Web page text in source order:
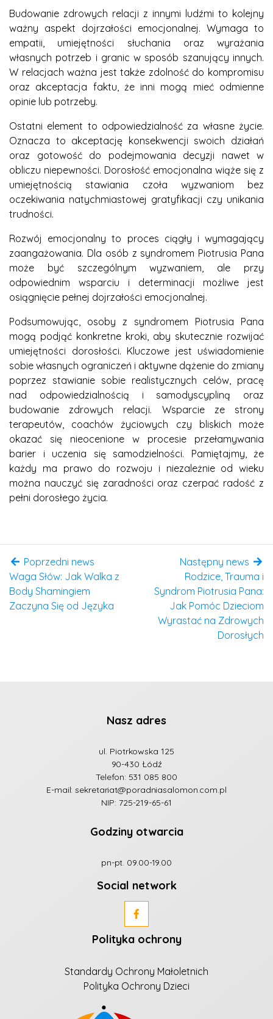
Budowanie zdrowych relacji z innymi ludźmi to kolejny
ważny aspekt dojrzałości emocjonalnej. Wymaga to
empatii, umiejętności słuchania oraz wyrażania
własnych potrzeb i granic w sposób szanujący innych.
W relacjach ważna jest także zdolność do kompromisu
oraz akceptacja faktu, że inni mogą mieć odmienne
opinie lub potrzeby.
Ostatni element to odpowiedzialność za własne życie.
Oznacza to akceptację konsekwencji swoich działań
oraz gotowość do podejmowania decyzji nawet w
obliczu niepewności. Dorosłość emocjonalna wiąże się z
umiejętnością stawiania czoła wyzwaniom bez
oczekiwania natychmiastowej gratyfikacji czy unikania
trudności.
Rozwój emocjonalny to proces ciągły i wymagający
zaangażowania. Dla osób z syndromem Piotrusia Pana
może być szczególnym wyzwaniem, ale przy
odpowiednim wsparciu i determinacji możliwe jest
osiągnięcie pełnej dojrzałości emocjonalnej.
Podsumowując, osoby z syndromem Piotrusia Pana
mogą podjąć konkretne kroki, aby skutecznie rozwijać
umiejętności dorosłości. Kluczowe jest uświadomienie
sobie własnych ograniczeń i aktywne dążenie do zmiany
poprzez stawianie sobie realistycznych celów, pracę
nad odpowiedzialnością i samodyscypliną oraz
budowanie zdrowych relacji. Wsparcie ze strony
terapeutów, coachów życiowych czy bliskich może
okazać się nieocenione w procesie przełamywania
barier i uczenia się samodzielności. Pamiętajmy, że
każdy ma prawo do rozwoju i niezależnie od wieku
można nauczyć się zaradności oraz czerpać radość z
pełni dorosłego życia.
Poprzedni news
Waga Słów: Jak Walka z
Body Shamingiem
Zaczyna Się od Języka
Następny news
Rodzice, Trauma i
Syndrom Piotrusia Pana:
Jak Pomóc Dzieciom
Wyrastać na Zdrowych
Dorosłych
Nasz adres
ul. Piotrkowska 125
90-430 Łódź
Telefon: 531 085 800
E-mail:sekretariat@poradniasalomon.com.pl
NIP: 725-219-65-61
Godziny otwarcia
pn-pt. 09.00-19.00
Social network
Polityka ochrony
Standardy Ochrony Małoletnich
Polityka Ochrony Dzieci